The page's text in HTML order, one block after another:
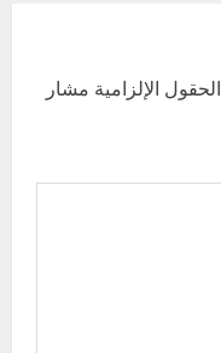
الحقول الإلزامية مشار